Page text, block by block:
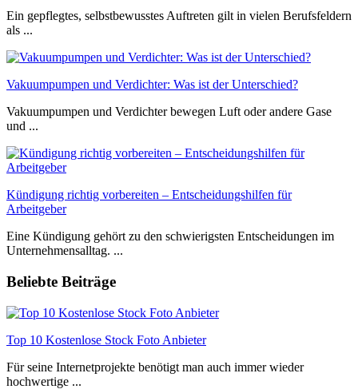
Ein gepflegtes, selbstbewusstes Auftreten gilt in vielen Berufsfeldern
als ...
Vakuumpumpen und Verdichter: Was ist der Unterschied?
Vakuumpumpen und Verdichter bewegen Luft oder andere Gase
und ...
Kündigung richtig vorbereiten – Entscheidungshilfen für
Arbeitgeber
Eine Kündigung gehört zu den schwierigsten Entscheidungen im
Unternehmensalltag. ...
Beliebte Beiträge
Top 10 Kostenlose Stock Foto Anbieter
Für seine Internetprojekte benötigt man auch immer wieder
hochwertige ...